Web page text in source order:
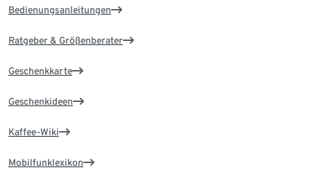
Bedienungsanleitungen
Ratgeber & Größenberater
Geschenkkarte
Geschenkideen
Kaffee-Wiki
Mobilfunklexikon